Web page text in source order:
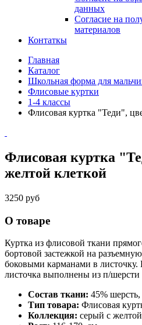
данных
Согласие на
материалов
Контаткы
Главная
Каталог
Школьная форма для
Флисовые куртки
1-4 классы
Флисовая куртка "Теди",
Флисовая куртка
желтой клеткой
3250 руб
О товаре
Куртка из флисовой ткани
бортовой застежкой на
боковыми карманами в
листочка выполнены из п/шерсти
Состав ткани: 45%
Тип товара: Флисовая
Коллекция: серый с